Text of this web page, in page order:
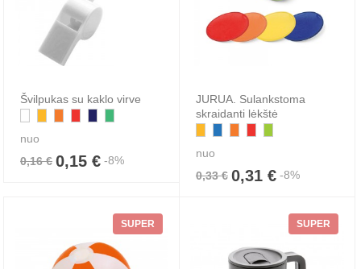
Švilpukas su kaklo virve
nuo
0,16 € 0,15 € -8%
JURUA. Sulankstoma
skraidanti lėkštė
nuo
0,33 € 0,31 € -8%
SUPER SUPER